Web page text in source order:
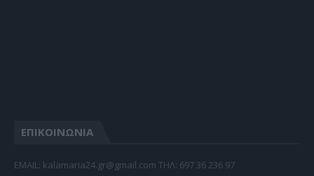
ΕΠΙΚΟΙΝΩΝΙΑ
EMAIL: kalamaria24.gr@gmail.com TΗΛ: 697 36 236 97